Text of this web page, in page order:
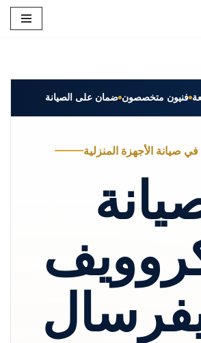
فنيون متخصصون ضمان على الصيانة
صيانة الأجهزة المنزلية